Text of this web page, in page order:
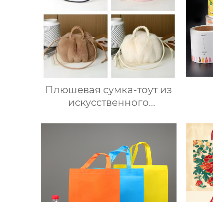
Плюшевая сумка-тоут из
искусственного